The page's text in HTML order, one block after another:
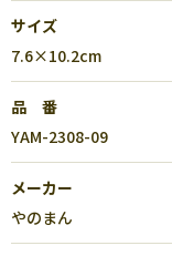
サイズ
7.6×10.2cm
品 番
YAM-2308-09
メーカー
やのまん